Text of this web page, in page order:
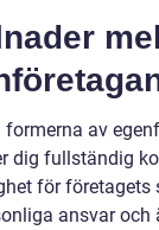
formerna av
dig fullständig
för företagets
ansvar och